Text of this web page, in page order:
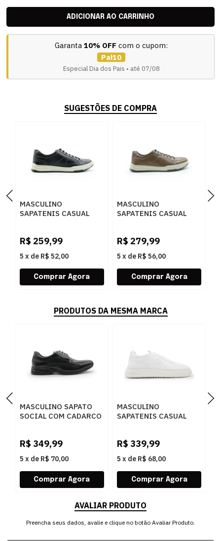
Garanta 10% OFF com o cupom:
Pai10
Especial Dia dos Pais • até 07/08
SUGESTÕES DE COMPRA
MASCULINO
SAPATENIS CASUAL
R$ 259,99
5 x de R$ 52,00
MASCULINO
SAPATENIS CASUAL
R$ 279,99
5 x de R$ 56,00
PRODUTOS DA MESMA MARCA
MASCULINO SAPATO
SOCIAL COM CADARCO
R$ 349,99
5 x de R$ 70,00
MASCULINO
SAPATENIS CASUAL
R$ 339,99
5 x de R$ 68,00
AVALIAR PRODUTO
Preencha seus dados, avalie e clique no botão Avaliar Produto.